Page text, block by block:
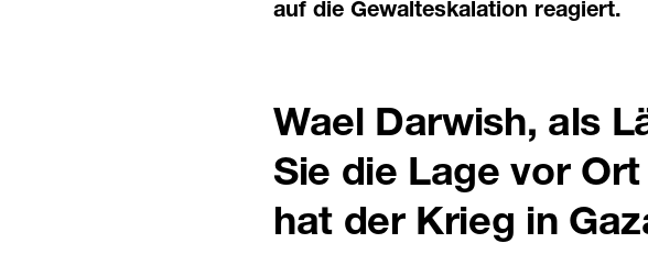
auf die Gewalteskalation reagiert.
Wael Darwish, als
Sie die Lage vor
hat der Krieg in